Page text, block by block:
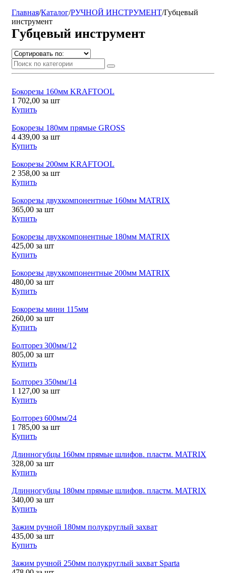
Главная/Каталог/РУЧНОЙ ИНСТРУМЕНТ/Губцевый
инструмент
Губцевый инструмент
Бокорезы 160мм KRAFTOOL
1 702,00 за шт
Купить
Бокорезы 180мм прямые GROSS
4 439,00 за шт
Купить
Бокорезы 200мм KRAFTOOL
2 358,00 за шт
Купить
Бокорезы двухкомпонентные 160мм MATRIX
365,00 за шт
Купить
Бокорезы двухкомпонентные 180мм MATRIX
425,00 за шт
Купить
Бокорезы двухкомпонентные 200мм MATRIX
480,00 за шт
Купить
Бокорезы мини 115мм
260,00 за шт
Купить
Болторез 300мм/12
805,00 за шт
Купить
Болторез 350мм/14
1 127,00 за шт
Купить
Болторез 600мм/24
1 785,00 за шт
Купить
Длинногубцы 160мм прямые шлифов. пластм. MATRIX
328,00 за шт
Купить
Длинногубцы 180мм прямые шлифов. пластм. MATRIX
340,00 за шт
Купить
Зажим ручной 180мм полукруглый захват
435,00 за шт
Купить
Зажим ручной 250мм полукруглый захват Sparta